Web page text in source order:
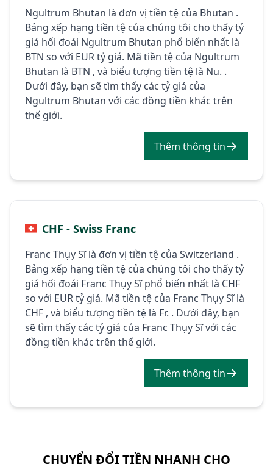
Ngultrum Bhutan là đơn vị tiền tệ của Bhutan .
Bảng xếp hạng tiền tệ của chúng tôi cho thấy tỷ
giá hối đoái Ngultrum Bhutan phổ biến nhất là
BTN so với EUR tỷ giá. Mã tiền tệ của Ngultrum
Bhutan là BTN , và biểu tượng tiền tệ là Nu. .
Dưới đây, bạn sẽ tìm thấy các tỷ giá của
Ngultrum Bhutan với các đồng tiền khác trên
thế giới.
Thêm thông tin
CHF - Swiss Franc
Franc Thụy Sĩ là đơn vị tiền tệ của Switzerland .
Bảng xếp hạng tiền tệ của chúng tôi cho thấy tỷ
giá hối đoái Franc Thụy Sĩ phổ biến nhất là CHF
so với EUR tỷ giá. Mã tiền tệ của Franc Thụy Sĩ là
CHF , và biểu tượng tiền tệ là Fr. . Dưới đây, bạn
sẽ tìm thấy các tỷ giá của Franc Thụy Sĩ với các
đồng tiền khác trên thế giới.
Thêm thông tin
CHUYỂN ĐỔI TIỀN NHANH CHO